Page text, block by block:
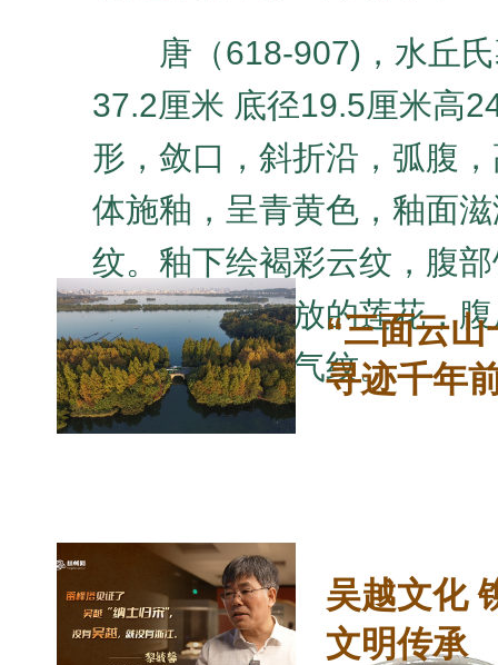
唐（618-907)，水丘
37.2厘米 底径19.5厘米高
形，敛口，斜折沿，弧腹
体施釉，呈青黄色，釉面
纹。釉下绘褐彩云纹，腹
云纹和六朵绽放的莲花，
朵和十一朵云气纹。
“三面云
寻迹千年
吴越文化
文明传承